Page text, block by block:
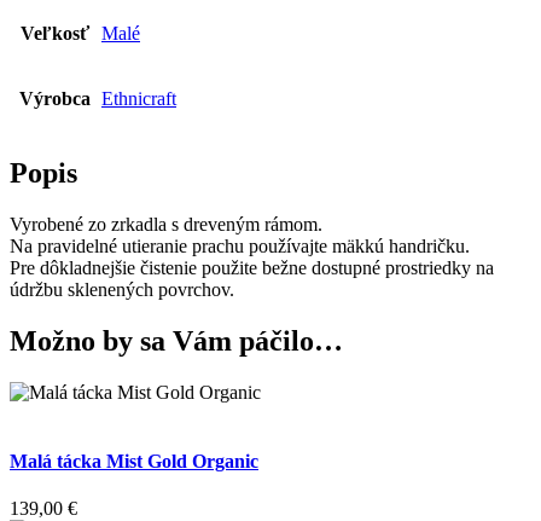
Veľkosť Malé
Výrobca Ethnicraft
Popis
Vyrobené zo zrkadla s dreveným rámom.
Na pravidelné utieranie prachu používajte mäkkú handričku.
Pre dôkladnejšie čistenie použite bežne dostupné prostriedky na
údržbu sklenených povrchov.
Možno by sa Vám páčilo…
Malá tácka Mist Gold Organic
139,00 €